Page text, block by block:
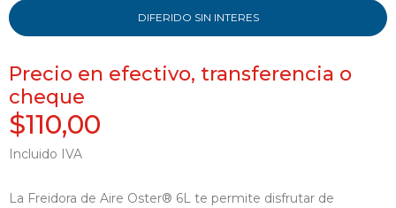
DIFERIDO SIN INTERES
Precio en efectivo, transferencia o
cheque
$110,00
Incluido IVA
La Freidora de Aire Oster® 6L te permite disfrutar de